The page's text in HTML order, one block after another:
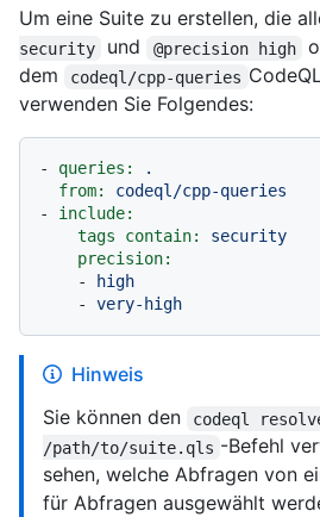
Um eine Suite zu erstellen, die
security
und @precision high
dem
codeql/cpp-queries
verwenden Sie Folgendes:
- queries:
.
from:
codeql/cpp-queries
-
include:
tags contain:
security
precision:
-
high
-
very-high
Hinweis
Sie können den
codeql
/path/to/suite.qls -Befehl
sehen, welche Abfragen von
für Abfragen ausgewählt